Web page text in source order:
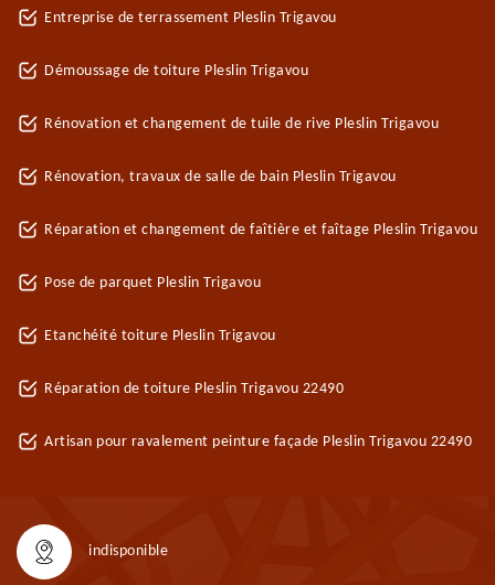
Entreprise de terrassement Pleslin Trigavou
Démoussage de toiture Pleslin Trigavou
Rénovation et changement de tuile de rive Pleslin Trigavou
Rénovation, travaux de salle de bain Pleslin Trigavou
Réparation et changement de faîtière et faîtage Pleslin Trigavou
Pose de parquet Pleslin Trigavou
Etanchéité toiture Pleslin Trigavou
Réparation de toiture Pleslin Trigavou 22490
Artisan pour ravalement peinture façade Pleslin Trigavou 22490
indisponible